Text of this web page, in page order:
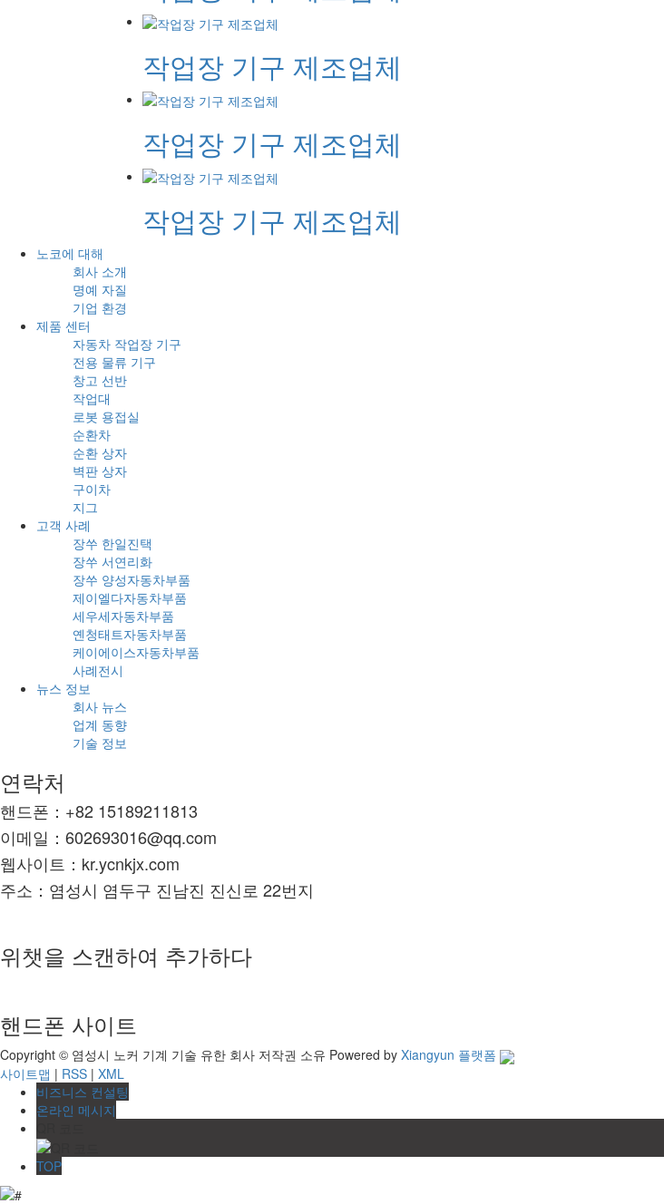
작업장 기구 제조업체
작업장 기구 제조업체
작업장 기구 제조업체
노코에 대해
회사 소개
명예 자질
기업 환경
제품 센터
자동차 작업장 기구
전용 물류 기구
창고 선반
작업대
로봇 용접실
순환차
순환 상자
벽판 상자
구이차
지그
고객 사례
장쑤 한일진택
장쑤 서연리화
장쑤 양성자동차부품
제이엘다자동차부품
세우세자동차부품
옌청태트자동차부품
케이에이스자동차부품
사례전시
뉴스 정보
회사 뉴스
업계 동향
기술 정보
연락처
핸드폰：+82 15189211813
이메일：602693016@qq.com
웹사이트：kr.ycnkjx.com
주소：염성시 염두구 진남진 진신로 22번지
위챗을 스캔하여 추가하다
핸드폰 사이트
Copyright © 염성시 노커 기계 기술 유한 회사 저작권 소유 Powered by Xiangyun 플랫폼
사이트맵 | RSS | XML
비즈니스 컨설팅
온라인 메시지
TOP